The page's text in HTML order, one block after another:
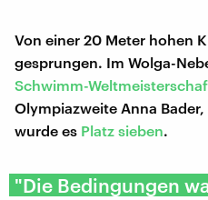
Von einer 20 Meter hohen
gesprungen. Im Wolga-
Schwimm-
Olympiazweite Anna Bader,
wurde es Platz sieben.
"Die Bedingungen